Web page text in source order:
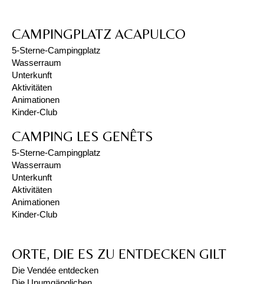
CAMPINGPLATZ ACAPULCO
5-Sterne-Campingplatz
Wasserraum
Unterkunft
Aktivitäten
Animationen
Kinder-Club
CAMPING LES GENÊTS
5-Sterne-Campingplatz
Wasserraum
Unterkunft
Aktivitäten
Animationen
Kinder-Club
ORTE, DIE ES ZU ENTDECKEN GILT
Die Vendée entdecken